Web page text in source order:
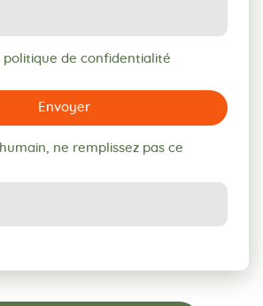
politique de confidentialité
Envoyer
ne remplissez pas ce